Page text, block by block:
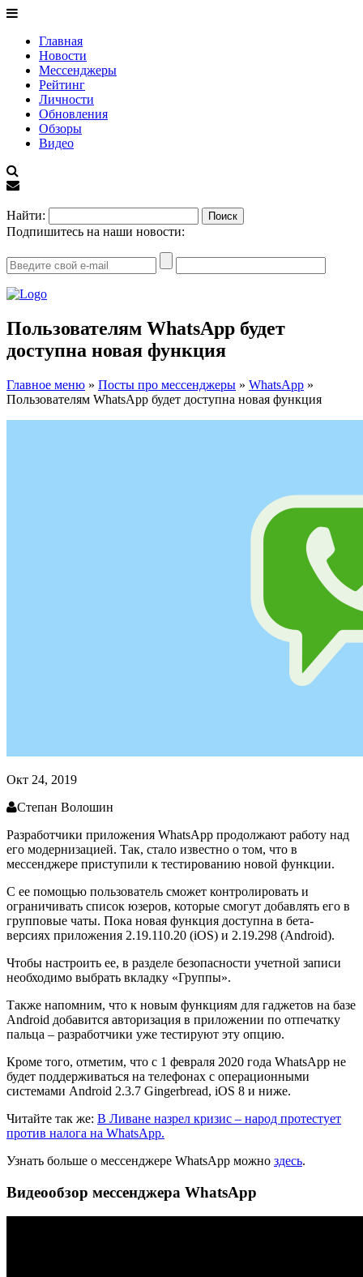
Главная
Новости
Мессенджеры
Рейтинг
Личности
Обновления
Обзоры
Видео
Найти:
Подпишитесь на наши новости:
Пользователям WhatsApp будет
доступна новая функция
Главное меню » Посты про мессенджеры » WhatsApp »
Пользователям WhatsApp будет доступна новая функция
Окт 24, 2019
Степан Волошин
Разработчики приложения WhatsApp продолжают работу над
его модернизацией. Так, стало известно о том, что в
мессенджере приступили к тестированию новой функции.
С ее помощью пользователь сможет контролировать и
ограничивать список юзеров, которые смогут добавлять его в
групповые чаты. Пока новая функция доступна в бета-
версиях приложения 2.19.110.20 (iOS) и 2.19.298 (Android).
Чтобы настроить ее, в разделе безопасности учетной записи
необходимо выбрать вкладку «Группы».
Также напомним, что к новым функциям для гаджетов на базе
Android добавится авторизация в приложении по отпечатку
пальца – разработчики уже тестируют эту опцию.
Кроме того, отметим, что с 1 февраля 2020 года WhatsApp не
будет поддерживаться на телефонах с операционными
системами Android 2.3.7 Gingerbread, iOS 8 и ниже.
Читайте так же: В Ливане назрел кризис – народ протестует
против налога на WhatsApp.
Узнать больше о мессенджере WhatsApp можно здесь.
Видеообзор мессенджера WhatsApp